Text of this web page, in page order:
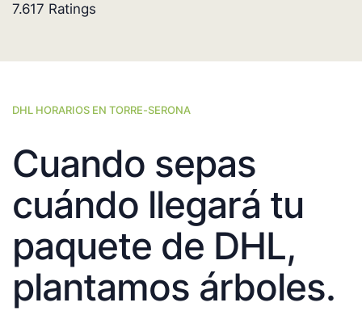
7.617 Ratings
DHL HORARIOS EN TORRE-SERONA
Cuando sepas
cuándo llegará tu
paquete de DHL,
plantamos árboles.